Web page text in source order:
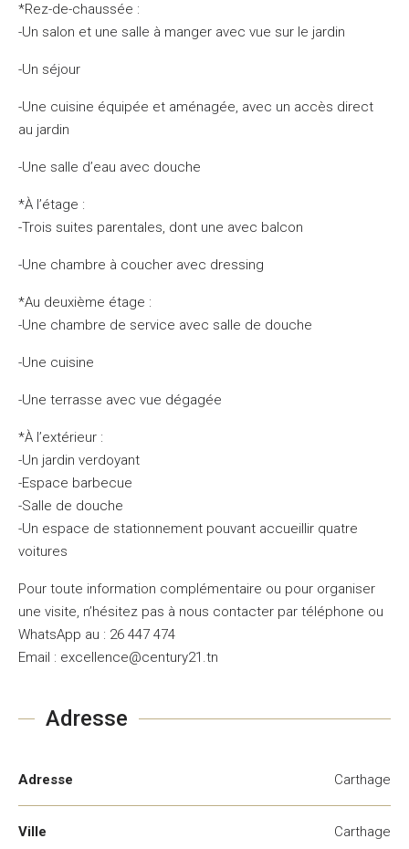
*Rez-de-chaussée :
-Un salon et une salle à manger avec vue sur le jardin
-Un séjour
-Une cuisine équipée et aménagée, avec un accès direct
au jardin
-Une salle d’eau avec douche
*À l’étage :
-Trois suites parentales, dont une avec balcon
-Une chambre à coucher avec dressing
*Au deuxième étage :
-Une chambre de service avec salle de douche
-Une cuisine
-Une terrasse avec vue dégagée
*À l’extérieur :
-Un jardin verdoyant
-Espace barbecue
-Salle de douche
-Un espace de stationnement pouvant accueillir quatre
voitures
Pour toute information complémentaire ou pour organiser
une visite, n’hésitez pas à nous contacter par téléphone ou
WhatsApp au : 26 447 474
Email : excellence@century21.tn
Adresse
Adresse Carthage
Ville Carthage